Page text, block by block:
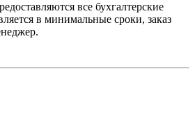
все бухгалтерские
в минимальные сроки, заказ